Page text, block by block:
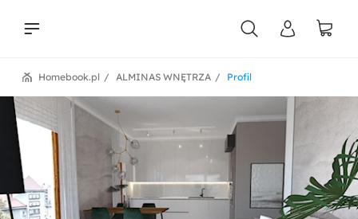
Profil
ALMINAS WNĘTRZA
Homebook.pl